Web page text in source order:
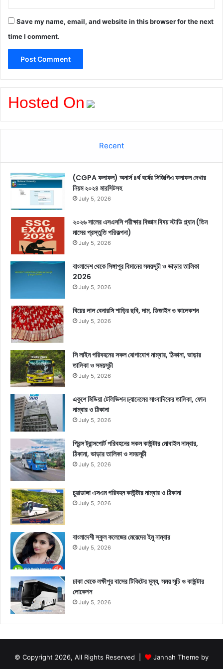
Save my name, email, and website in this browser for the next
time I comment.
Hosted On
Recent
(CGPA ফলাফল) অনার্স ৪র্থ বর্ষের সিজিপিএ ফলাফল দেখার
নিয়ম ২০২৪ মারসিটসহ
July 5, 2026
২০২৬ সালের এসএসসি পরীক্ষার বিজ্ঞান বিষয় স্টাডি প্ল্যান (তিন
মাসের প্রস্তুতি পরিকল্পনা)
July 5, 2026
বাংলাদেশ থেকে সিঙ্গাপুর বিমানের সময়সূচী ও ভাড়ার তালিকা
2026
July 5, 2026
বিয়ের লাল বেনারসি শাড়ির ছবি, দাম, ডিজাইন ও কালেকশন
July 5, 2026
সি লাইন পরিবহনের সকল যোগাযোগ নাম্বার, ঠিকানা, ভাড়ার
তালিকা ও সময়সূচী
July 5, 2026
একুশে মিডিয়া টেলিভিশন চ্যানেলের সাংবাদিকের তালিকা, ফোন
নাম্বার ও ঠিকানা
July 5, 2026
প্রিন্স ট্রান্সপোর্ট পরিবহনের সকল কাউন্টার মোবাইল নাম্বার,
ঠিকানা, ভাড়ার তালিকা ও সময়সূচী
July 5, 2026
চুয়াডাঙ্গা এসএম পরিবহন কাউন্টার নাম্বার ও ঠিকানা
July 5, 2026
বাংলাদেশী স্কুল কলেজের মেয়েদের ইমু নাম্বার
July 5, 2026
ঢাকা থেকে লক্ষীপুর বাসের টিকিটের মূল্য, সময় সূচি ও কাউন্টার
লোকেশন
July 5, 2026
© Copyright 2026, All Rights Reserved |
Jannah Theme by